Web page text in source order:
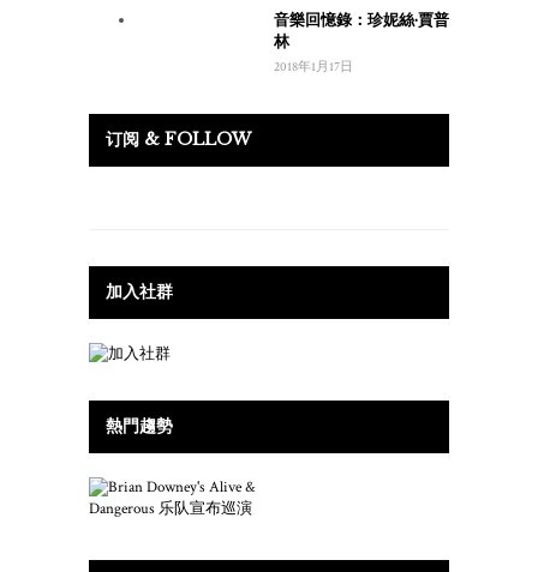
音樂回憶錄：珍妮絲·賈普
林
2018年1月17日
订阅 & FOLLOW
加入社群
熱門趨勢